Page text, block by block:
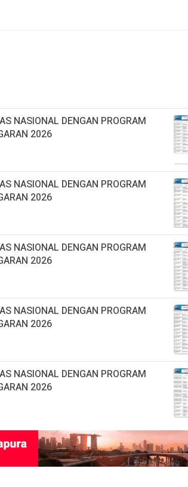
NASIONAL DENGAN PROGRAM
2026
NASIONAL DENGAN PROGRAM
2026
NASIONAL DENGAN PROGRAM
2026
NASIONAL DENGAN PROGRAM
2026
NASIONAL DENGAN PROGRAM
2026